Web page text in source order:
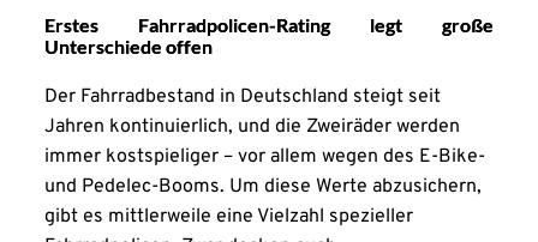
Erstes Fahrradpolicen-Rating legt große
Unterschiede offen
Der Fahrradbestand in Deutschland steigt seit
Jahren kontinuierlich, und die Zweiräder werden
immer kostspieliger – vor allem wegen des E-Bike-
und Pedelec-Booms. Um diese Werte abzusichern,
gibt es mittlerweile eine Vielzahl spezieller